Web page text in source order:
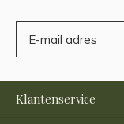
Klantenservice